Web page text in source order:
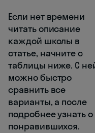
Если нет времени
читать описание
каждой школы в
статье, начните с
таблицы ниже. С
можно быстро
сравнить все
варианты, а после
подробнее узнать о
понравившихся.